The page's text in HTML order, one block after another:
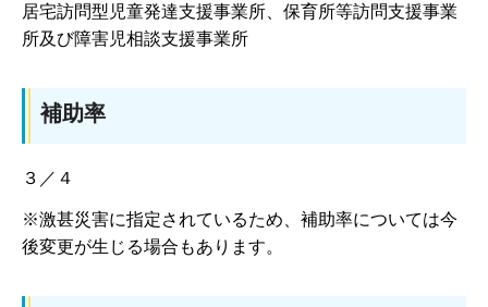
居宅訪問型児童発達支援事業所、保育所等訪問支援事業
所及び障害児相談支援事業所
補助率
３／４
※激甚災害に指定されているため、補助率については今
後変更が生じる場合もあります。